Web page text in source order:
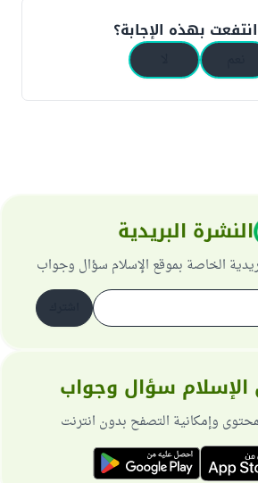
بهذه الإجابة؟
النشرة البريدية
الخاصة بموقع الإسلام سؤال وجواب
سؤال وجواب
وإمكانية التصفح بدون انترنت